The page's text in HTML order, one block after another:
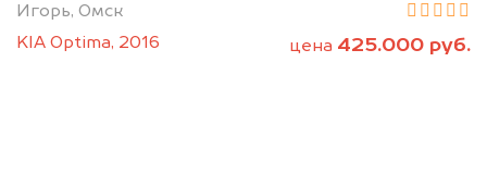
Игорь, Омск
KIA Optima, 2016
цена 425.000 руб.
абсолютно